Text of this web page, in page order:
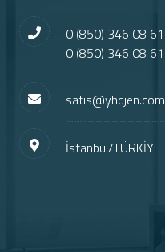
0 (850) 346 08 61
0 (850) 346 08 61
satis@yhdjen.com
İstanbul/TÜRKİYE